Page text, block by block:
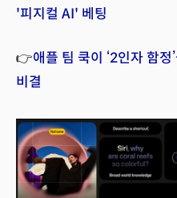
'피지컬 AI' 베팅
👉애플 팀 쿡이 ‘2인자 함
비결